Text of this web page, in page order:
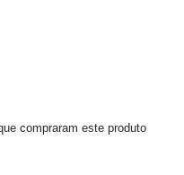
compraram este produto